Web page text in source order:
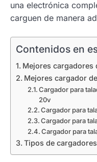
una electrónica
carguen de manera
Contenidos en
Mejores cargadores
Mejores cargador
Cargador para
20v
Cargador para
Cargador para
Cargador para
Tipos de